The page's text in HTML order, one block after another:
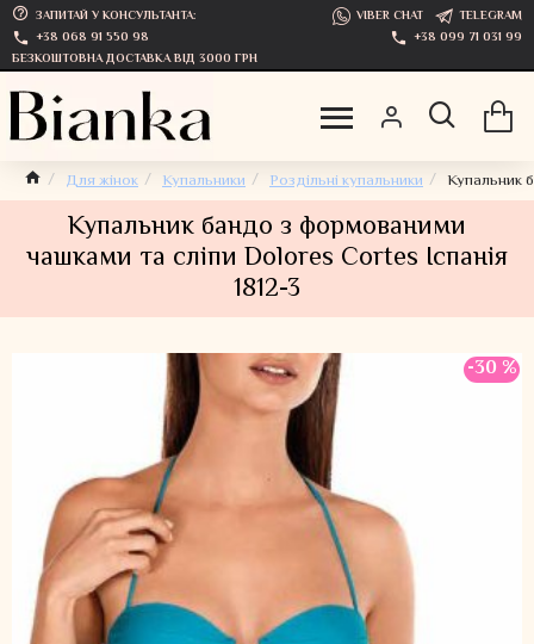
ЗАПИТАЙ У КОНСУЛЬТАНТА: VIBER CHAT
TELEGRAM
+38 068 91 550 98
+38 099 71 031 99
БЕЗКОШТОВНА ДОСТАВКА ВІД 3000 ГРН
Для жінок Купальники Роздільні купальники Купальник
Купальник бандо з формованими
чашками та сліпи Dolores Cortes Іспанія
1812-3
-30 %